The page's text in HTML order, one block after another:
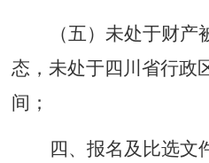
（五）未处于财
态，未处于四川省行政
间；
四、报名及比选文